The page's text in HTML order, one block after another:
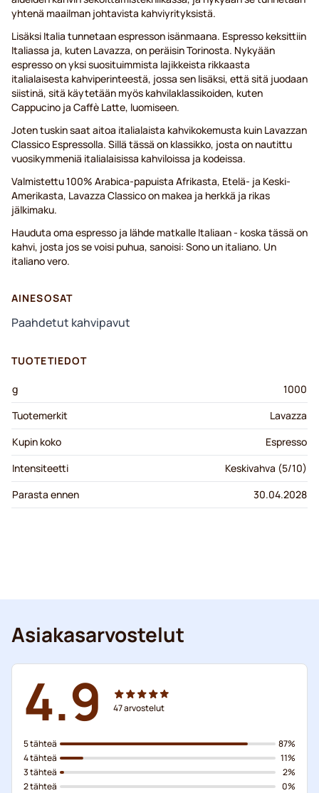
yhtenä maailman johtavista kahviyrityksistä.
Lisäksi Italia tunnetaan espresson isänmaana. Espresso keksittiin
Italiassa ja, kuten Lavazza, on peräisin Torinosta. Nykyään
espresso on yksi suosituimmista lajikkeista rikkaasta
italialaisesta kahviperinteestä, jossa sen lisäksi, että sitä juodaan
siistinä, sitä käytetään myös kahvilaklassikoiden, kuten
Cappucino ja Caffè Latte, luomiseen.
Joten tuskin saat aitoa italialaista kahvikokemusta kuin Lavazzan
Classico Espressolla. Sillä tässä on klassikko, josta on nautittu
vuosikymmeniä italialaisissa kahviloissa ja kodeissa.
Valmistettu 100% Arabica-papuista Afrikasta, Etelä- ja Keski-
Amerikasta, Lavazza Classico on makea ja herkkä ja rikas
jälkimaku.
Hauduta oma espresso ja lähde matkalle Italiaan - koska tässä on
kahvi, josta jos se voisi puhua, sanoisi: Sono un italiano. Un
italiano vero.
AINESOSAT
Paahdetut kahvipavut
TUOTETIEDOT
g
1000
Tuotemerkit
Lavazza
Kupin koko
Espresso
Intensiteetti
Keskivahva (5/10)
Parasta ennen
30.04.2028
Asiakasarvostelut
4.9 47arvostelut
5 tähteä
4 tähteä
3 tähteä
2 tähteä
87%
11%
2%
0%